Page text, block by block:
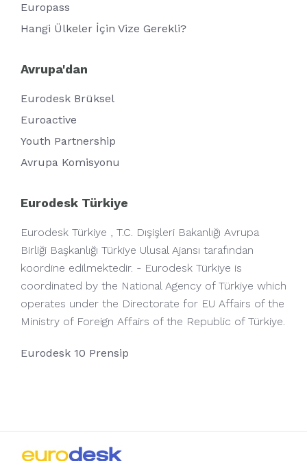
Europass
Hangi Ülkeler İçin Vize Gerekli?
Avrupa'dan
Eurodesk Brüksel
Euroactive
Youth Partnership
Avrupa Komisyonu
Eurodesk Türkiye
Eurodesk Türkiye , T.C. Dışişleri Bakanlığı Avrupa
Birliği Başkanlığı Türkiye Ulusal Ajansı tarafından
koordine edilmektedir. - Eurodesk Türkiye is
coordinated by the National Agency of Türkiye which
operates under the Directorate for EU Affairs of the
Ministry of Foreign Affairs of the Republic of Türkiye.
Eurodesk 10 Prensip